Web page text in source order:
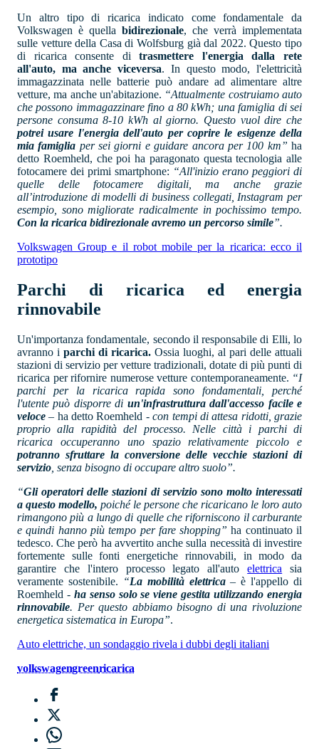
Un altro tipo di ricarica indicato come fondamentale da
Volkswagen è quella bidirezionale, che verrà implementata
sulle vetture della Casa di Wolfsburg già dal 2022. Questo tipo
di ricarica consente ditrasmettere l'energia dalla rete
all'auto, ma anche viceversa. In questo modo, l'elettricità
immagazzinata nelle batterie può andare ad alimentare altre
vetture, ma anche un'abitazione. “Attualmente costruiamo auto
che possono immagazzinare fino a 80 kWh; una famiglia di sei
persone consuma 8-10 kWh al giorno. Questo vuol dire che
potrei usare l'energia dell'auto per coprire le esigenze della
mia famiglia per sei giorni e guidare ancora per 100 km” ha
detto Roemheld, che poi ha paragonato questa tecnologia alle
fotocamere dei primi smartphone: “All'inizio erano peggiori di
quelle delle fotocamere digitali, ma anche grazie
all’introduzione di modelli di business collegati, Instagram per
esempio, sono migliorate radicalmente in pochissimo tempo.
Con la ricarica bidirezionale avremo un percorso simile”.
Volkswagen Group e il robot mobile per la ricarica: ecco il
prototipo
Parchi di ricarica ed energia
rinnovabile
Un'importanza fondamentale, secondo il responsabile di Elli, lo
avranno i parchi di ricarica. Ossia luoghi, al pari delle attuali
stazioni di servizio per vetture tradizionali, dotate di più punti di
ricarica per rifornire numerose vetture contemporaneamente. “I
parchi per la ricarica rapida sono fondamentali, perché
l'utente può disporre di un'infrastruttura dall'accesso facile e
veloce – ha detto Roemheld -con tempi di attesa ridotti, grazie
proprio alla rapidità del processo. Nelle città i parchi di
ricarica occuperanno uno spazio relativamente piccolo e
potranno sfruttare la conversione delle vecchie stazioni di
servizio , senza bisogno di occupare altro suolo”.
“Gli operatori delle stazioni di servizio sono molto interessati
a questo modello, poiché le persone che ricaricano le loro auto
rimangono più a lungo di quelle che riforniscono il carburante
e quindi hanno più tempo per fare shopping” ha continuato il
tedesco. Che però ha avvertito anche sulla necessità di investire
fortemente sulle fonti energetiche rinnovabili, in modo da
garantire che l'intero processo legato all'autoelettrica sia
veramente sostenibile. “La mobilità elettrica– è l'appello di
Roemheld - ha senso solo se viene gestita utilizzando energia
rinnovabile. Per questo abbiamo bisogno di una rivoluzione
energetica sistematica in Europa”.
Auto elettriche, un sondaggio rivela i dubbi degli italiani
volkswagengreenricarica